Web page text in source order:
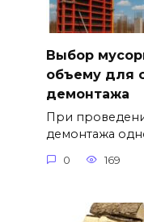
Выбор
объему для
демонтажа
При
демонтажа
0 169